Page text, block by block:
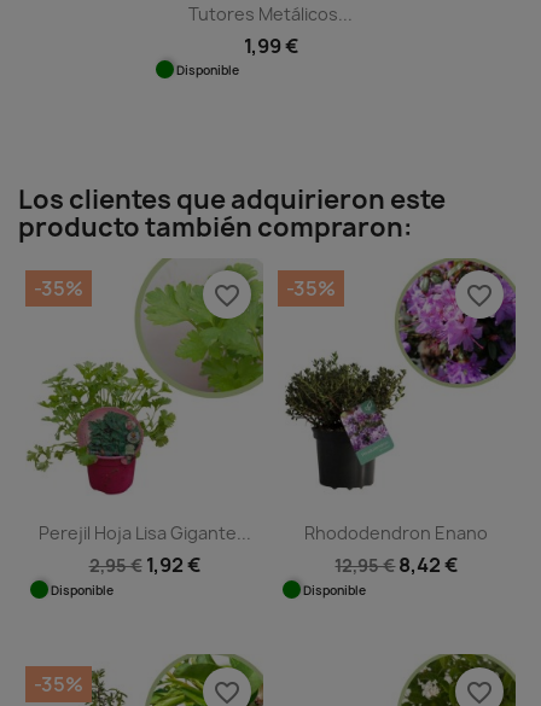
Tutores Metálicos...
1,99 €
Disponible
Los clientes que adquirieron este
producto también compraron:
Perejil Hoja Lisa Gigante...
2,95 € 1,92 €
Disponible
-35% favorite_border
Rhododendron Enano
12,95 €8,42 €
Disponible
-35% favorite_border
-35% favorite_border favorite_border